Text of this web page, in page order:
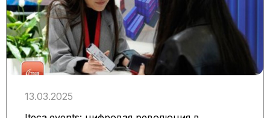
13.03.2025